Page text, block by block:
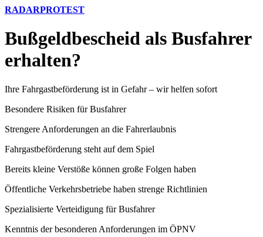
RADARPROTEST
Bußgeldbescheid als Busfahrer
erhalten?
Ihre Fahrgastbeförderung ist in Gefahr – wir helfen sofort
Besondere Risiken für Busfahrer
Strengere Anforderungen an die Fahrerlaubnis
Fahrgastbeförderung steht auf dem Spiel
Bereits kleine Verstöße können große Folgen haben
Öffentliche Verkehrsbetriebe haben strenge Richtlinien
Spezialisierte Verteidigung für Busfahrer
Kenntnis der besonderen Anforderungen im ÖPNV